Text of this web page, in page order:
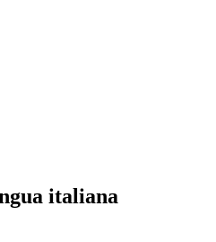
italiana